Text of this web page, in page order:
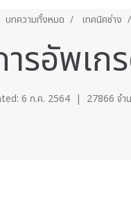
บทความทั้งหมด เทคนิคช่าง
รอัพเก
6 ก.ค. 2564 | 27866 จำ